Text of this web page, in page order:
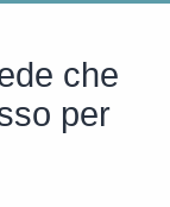
che
per